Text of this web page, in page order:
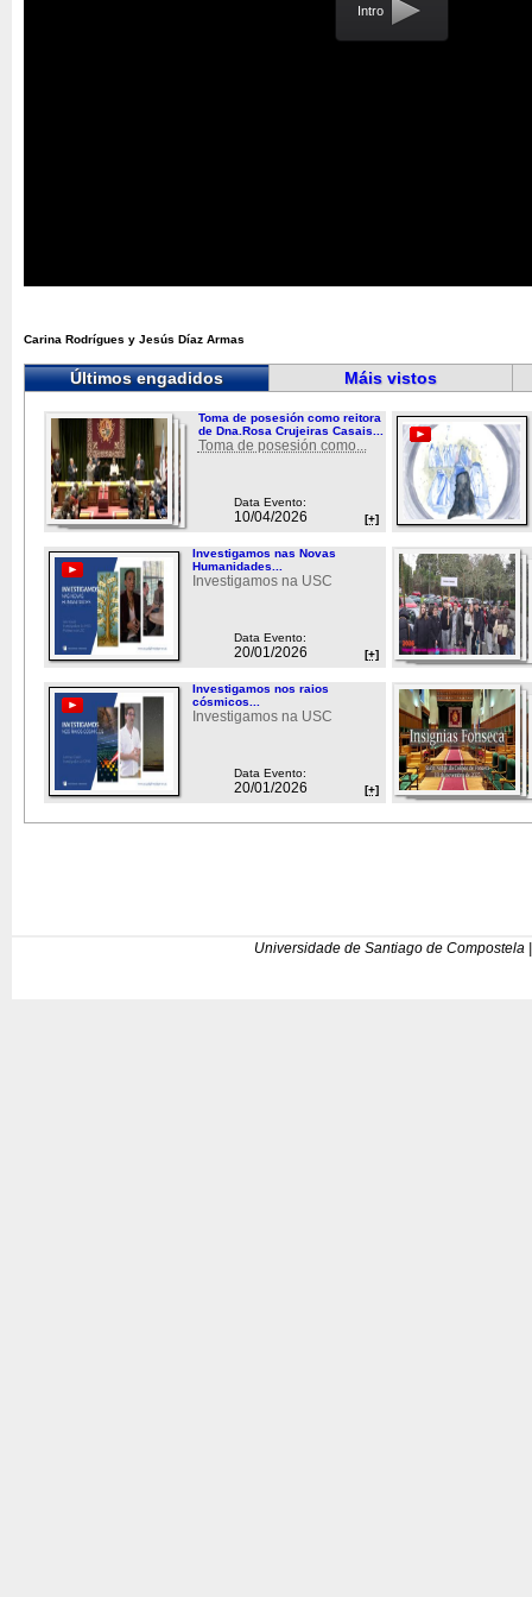
Intro
Carina Rodrígues y Jesús Díaz Armas
Últimos engadidos Máis vistos
Toma de posesión como reitora
de Dna.Rosa Crujeiras Casais...
Toma de posesión como...
Data Evento:
10/04/2026 [+]
Investigamos nas Novas
Humanidades...
Investigamos na USC
Data Evento:
20/01/2026 [+]
Investigamos nos raios
cósmicos...
Investigamos na USC
Data Evento:
20/01/2026 [+]
Universidade de Santiago de